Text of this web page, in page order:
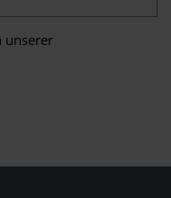
unserer